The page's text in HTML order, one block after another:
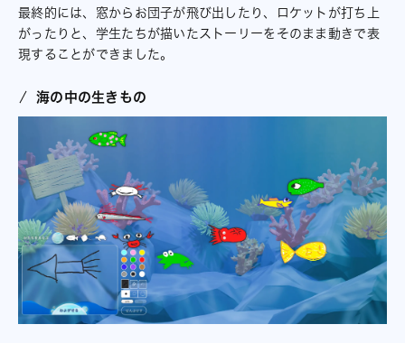
最終的には、窓からお団子が飛び出したり、ロケットが打ち上
がったりと、学生たちが描いたストーリーをそのまま動きで表
現することができました。
海の中の生きもの